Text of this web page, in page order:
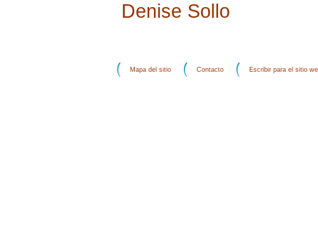
Denise Sollo
Mapa del sitio Contacto Escribir para el sitio